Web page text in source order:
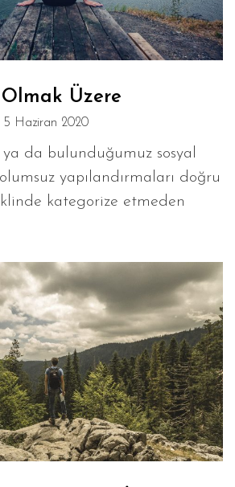
Üzere
5 Haziran 2020
da bulunduğumuz sosyal
yapılandırmaları doğru
kategorize etmeden